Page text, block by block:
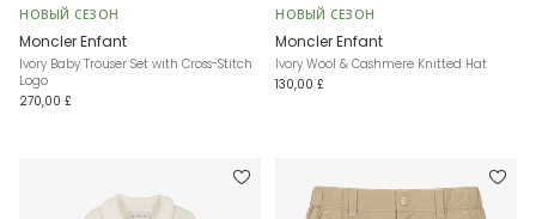
НОВЫЙ СЕЗОН
Moncler Enfant
Ivory Baby Trouser Set with Cross-Stitch
Logo
270,00 £
НОВЫЙ СЕЗОН
Moncler Enfant
Ivory Wool & Cashmere Knitted Hat
130,00 £